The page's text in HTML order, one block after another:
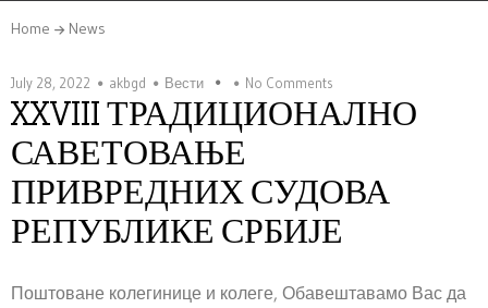
Home News
July 28, 2022 akbgd Вести No Comments
XXVIII ТРАДИЦИОНАЛНО
САВЕТОВАЊЕ
ПРИВРЕДНИХ СУДОВА
РЕПУБЛИКЕ СРБИЈЕ
Поштоване колегинице и колеге, Обавештавамо Вас да